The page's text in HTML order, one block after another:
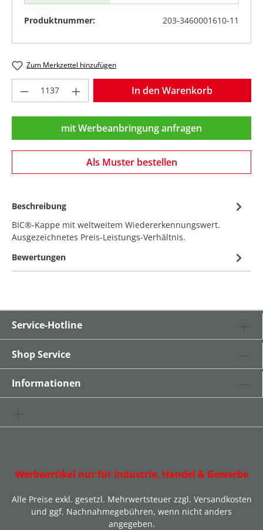
Produktnummer: 203-3460001610-11
Zum Merkzettel hinzufügen
Produkt Anzahl: Gib den gewünschten
In den Warenkorb
mit Werbeanbringung anfragen
Als Muster bestellen
Beschreibung
BIC®-Kappe mit weltweitem Wiedererkennungswert.
Ausgezeichnetes Preis-Leistungs-Verhältnis.
Bewertungen
Service-Hotline
Shop Service
Informationen
Werbeartikel nur für Industrie, Handel & Gewerbe
Alle Preise exkl. gesetzl. Mehrwertsteuer zzgl. Versandkosten
und ggf. Nachnahmegebühren, wenn nicht anders
angegeben.